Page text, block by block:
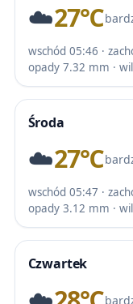
☁️27℃
wschód 05:46 ·
opady 7.32 mm ·
Środa
☁️27℃
wschód 05:47 ·
opady 3.12 mm ·
Czwartek